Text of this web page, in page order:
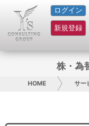
ログイン
新規登録
HOME
サービス紹介
グループ概要
株・為
HOME サー